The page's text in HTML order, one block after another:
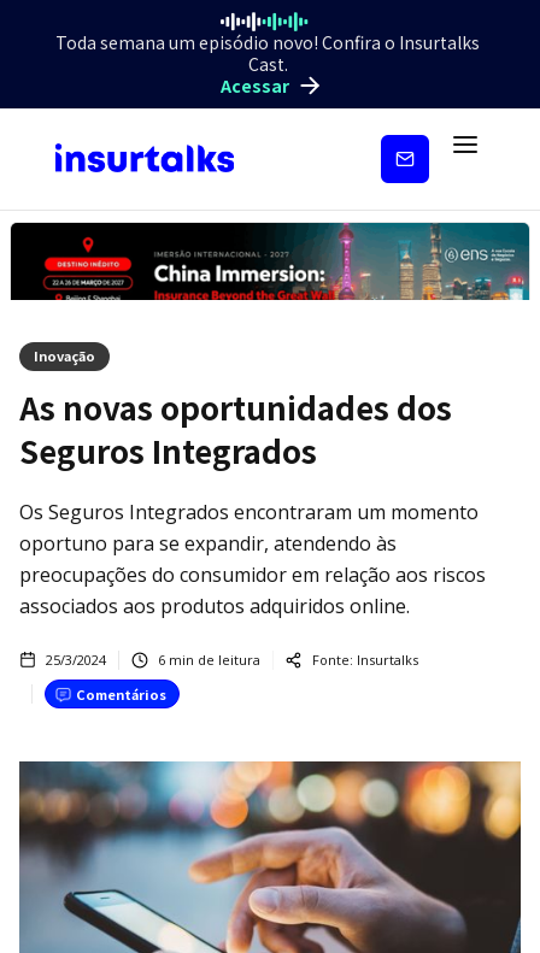
Toda semana um episódio novo! Confira o Insurtalks
Cast.
Acessar
Inscreva-
Inovação
As novas oportunidades dos
Seguros Integrados
Os Seguros Integrados encontraram um momento
oportuno para se expandir, atendendo às
preocupações do consumidor em relação aos riscos
associados aos produtos adquiridos online.
25/3/2024 6 min de leitura Fonte: Insurtalks
Comentários